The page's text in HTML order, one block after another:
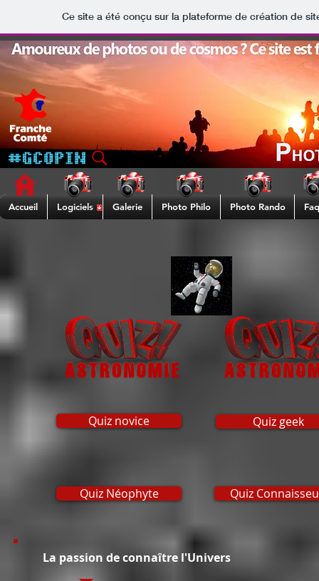
Ce site a été conçu sur la plateforme de création de
Accueil Logiciels Galerie Photo Philo Photo Rando Faq
Quiz novice
Quiz Néophyte Quiz
La passion de connaître l'Univers
Quiz geek